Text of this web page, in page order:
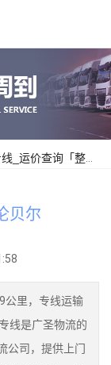
查询「整车配货」
贝尔
里，专线运输
线是广圣物流的
公司，提供上门